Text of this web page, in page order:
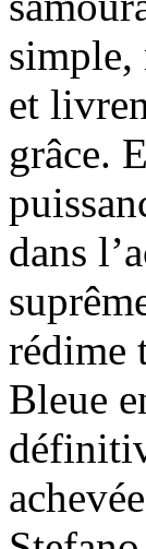
simple,
et
grâce.
dans
rédime
Bleue